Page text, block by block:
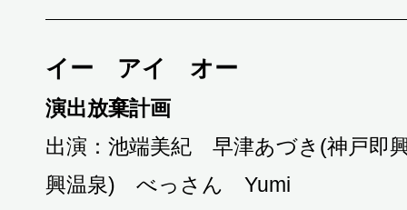
イー アイ オー
演出放棄計画
出演：池端美紀 早津あづき(神戸即
興温泉) べっさん Yumi